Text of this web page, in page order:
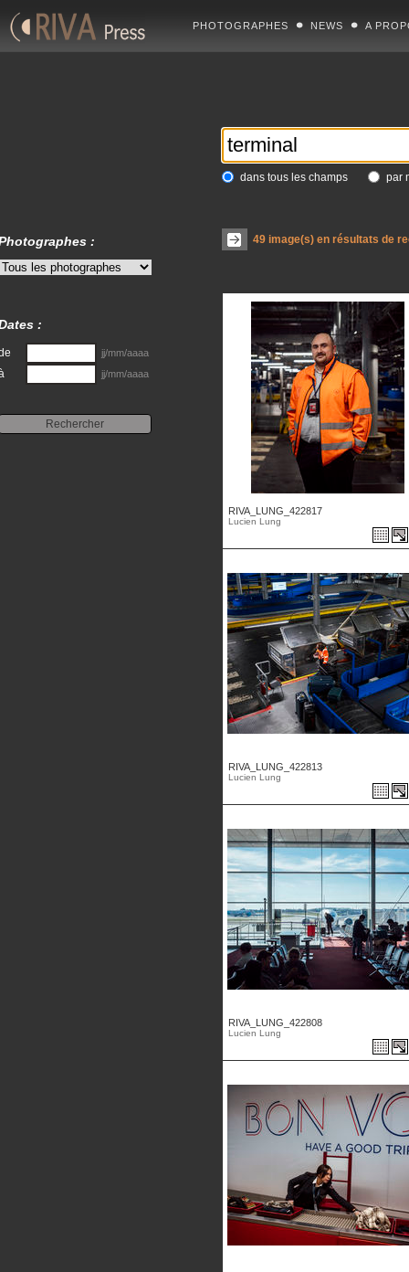
PHOTOGRAPHES NEWS A
dans tous les champs par
49image(s) en résultats de
RIVA_LUNG_422817
Lucien Lung
RIVA_LUNG_422813
Lucien Lung
RIVA_LUNG_422808
Lucien Lung
:
:
jj/mm/aaaa
jj/mm/aaaa